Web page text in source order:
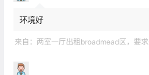
环境好
来自： 两室一厅出租broadmead区，要求无烟无宠无麻无